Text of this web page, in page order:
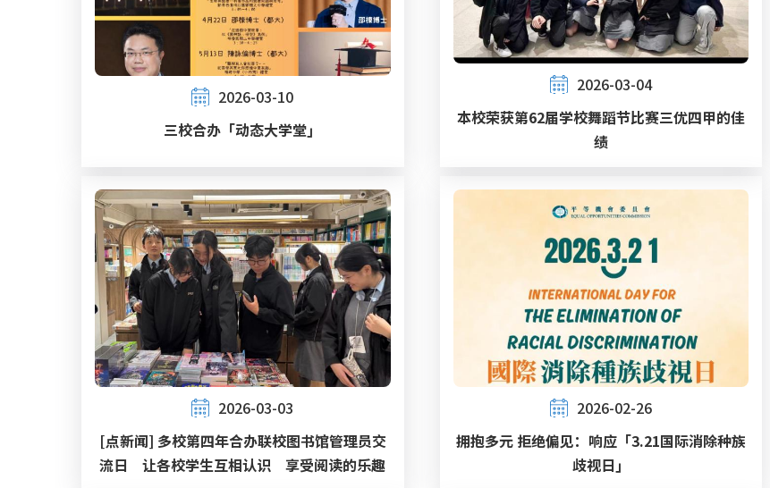
2026-03-10
三校合办「动态大学堂」
2026-03-04
本校荣获第62届学校舞蹈节比赛三优四甲的佳
绩
2026-03-03
[点新闻] 多校第四年合办联校图书馆管理员交
流日 让各校学生互相认识 享受阅读的乐趣
2026-02-26
拥抱多元 拒绝偏见：响应「3.21国际消除种族
歧视日」